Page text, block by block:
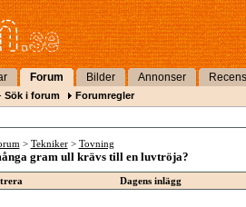
Forum Bilder Annonser
Sök i forum Forumregler
> Tekniker > Tovning
gram ull krävs till en luvtröja?
Dagens inlägg